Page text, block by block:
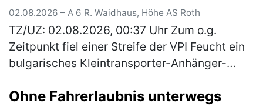
02.08.2026 – A 6 R. Waidhaus, Höhe AS Roth
TZ/UZ: 02.08.2026, 00:37 Uhr Zum o.g.
Zeitpunkt fiel einer Streife der VPI Feucht ein
bulgarisches Kleintransporter-Anhänger-
war. Bei einer anschließenden Ü…(mehr)
Ohne Fahrerlaubnis unterwegs